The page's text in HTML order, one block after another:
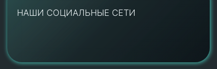
НАШИ СОЦИАЛЬНЫЕ СЕТИ